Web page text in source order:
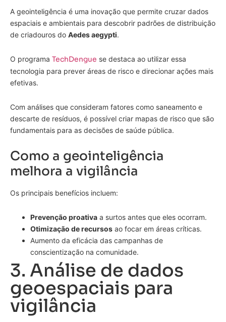
A geointeligência é uma inovação que permite cruzar dados
espaciais e ambientais para descobrir padrões de distribuição
de criadouros do Aedes aegypti.
O programa TechDengue se destaca ao utilizar essa
tecnologia para prever áreas de risco e direcionar ações mais
efetivas.
Com análises que consideram fatores como saneamento e
descarte de resíduos, é possível criar mapas de risco que são
fundamentais para as decisões de saúde pública.
Como a geointeligência
melhora a vigilância
Os principais benefícios incluem:
Prevenção proativa a surtos antes que eles ocorram.
Otimização de recursos ao focar em áreas críticas.
Aumento da eficácia das campanhas de
conscientização na comunidade.
3. Análise de dados
geoespaciais para
vigilância